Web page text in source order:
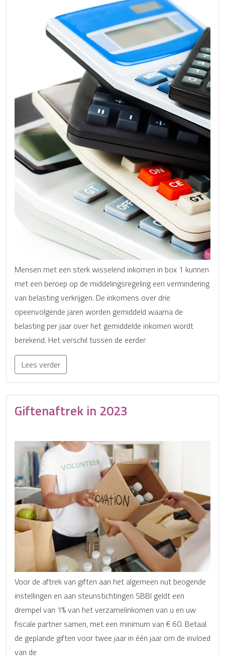
Mensen met een sterk wisselend inkomen in box 1 kunnen
met een beroep op de middelingsregeling een vermindering
van belasting verkrijgen. De inkomens over drie
opeenvolgende jaren worden gemiddeld waarna de
belasting per jaar over het gemiddelde inkomen wordt
berekend. Het verschil tussen de eerder
Lees verder
Giftenaftrek in 2023
Voor de aftrek van giften aan het algemeen nut beogende
instellingen en aan steunstichtingen SBBI geldt een
drempel van 1% van het verzamelinkomen van u en uw
fiscale partner samen, met een minimum van € 60. Betaal
de geplande giften voor twee jaar in één jaar om de invloed
van de